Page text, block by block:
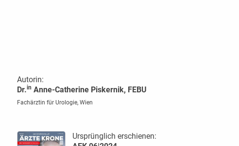
Autorin:
Dr.in Anne-Catherine Piskernik, FEBU
Fachärztin für Urologie, Wien
Ursprünglich erschienen: